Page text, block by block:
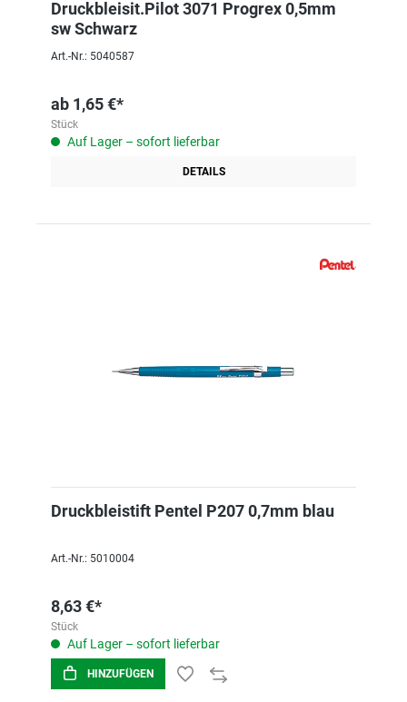
Druckbleisit.Pilot 3071 Progrex 0,5mm
sw Schwarz
Art.-Nr.: 5040587
ab 1,65 €*
Stück
Auf Lager – sofort lieferbar
DETAILS
Druckbleistift Pentel P207 0,7mm blau
Art.-Nr.: 5010004
8,63 €*
Stück
Auf Lager – sofort lieferbar
HINZUFÜGEN